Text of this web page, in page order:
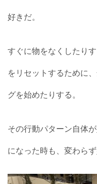
好きだ。
すぐに物をなくしたり
をリセットするために
グを始めたりする。
その行動パターン自体
になった時も、変わらず